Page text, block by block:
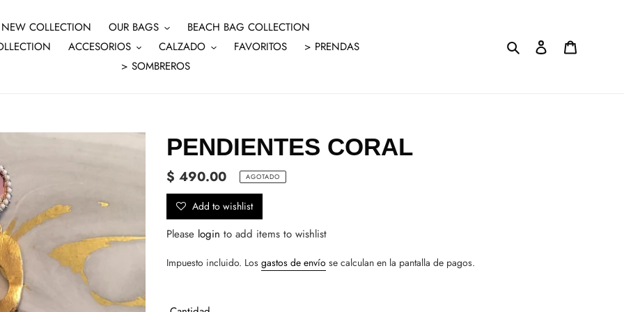
NEW COLLECTION OUR BAGS
BEACH BAG COLLECTION
ACCESORIOS CALZADO FAVORITOS
> PRENDAS
> SOMBREROS
Buscar Ingresar
PENDIENTES CORAL
Precio
habitual
$ 490.00 AGOTADO
Add to wishlist
Please login to add items to wishlist
Impuesto incluido. Los gastos de envío se calculan en la pantalla de pagos.